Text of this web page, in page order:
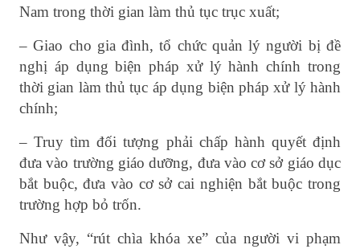
Nam trong thời gian làm thủ tục trục xuất;
– Giao cho gia đình, tổ chức quản lý người bị đề
nghị áp dụng biện pháp xử lý hành chính trong
thời gian làm thủ tục áp dụng biện pháp xử lý hành
chính;
– Truy tìm đối tượng phải chấp hành quyết định
đưa vào trường giáo dưỡng, đưa vào cơ sở giáo dục
bắt buộc, đưa vào cơ sở cai nghiện bắt buộc trong
trường hợp bỏ trốn.
Như vậy, “rút chìa khóa xe” của người vi phạm